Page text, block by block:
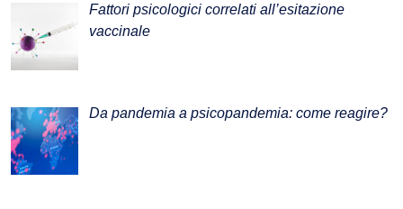
Fattori psicologici correlati all’esitazione
vaccinale
Da pandemia a psicopandemia: come reagire?